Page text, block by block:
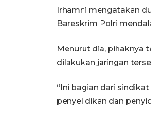
Irhamni mengatakan
Bareskrim Polri
Menurut dia, pihaknya
dilakukan jaringan
“Ini bagian dari
penyelidikan dan